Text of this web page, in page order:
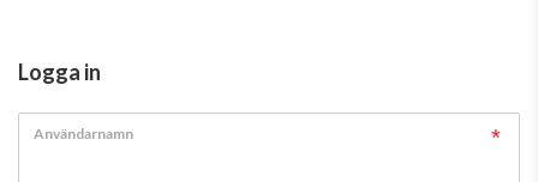
Logga in
Användarnamn